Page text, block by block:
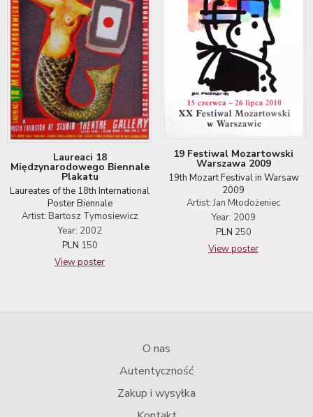
Laureaci 18
Międzynarodowego Biennale
Plakatu
Laureates of the 18th International
Poster Biennale
Artist: Bartosz Tymosiewicz
Year: 2002
PLN 150
View poster
19 Festiwal Mozartowski
Warszawa 2009
19th Mozart Festival in Warsaw
2009
Artist: Jan Młodożeniec
Year: 2009
PLN 250
View poster
O nas
Autentyczność
Zakup i wysyłka